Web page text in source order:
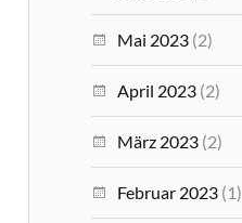
Mai 2023 (2)
April 2023 (2)
März 2023 (2)
Februar 2023 (1)